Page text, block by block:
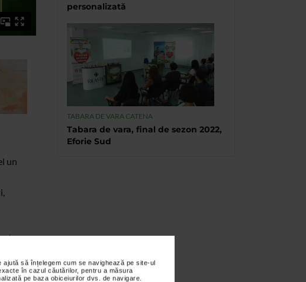
să înțelegem cum se navighează pe site-ul
în cazul căutărilor, pentru a măsura
pe baza obiceiurilor dvs. de navigare.
un
ca
personalizată
TABARA DE VARA CATENA
Tabara de vara, final de sezon 2022,
Eforie Sud